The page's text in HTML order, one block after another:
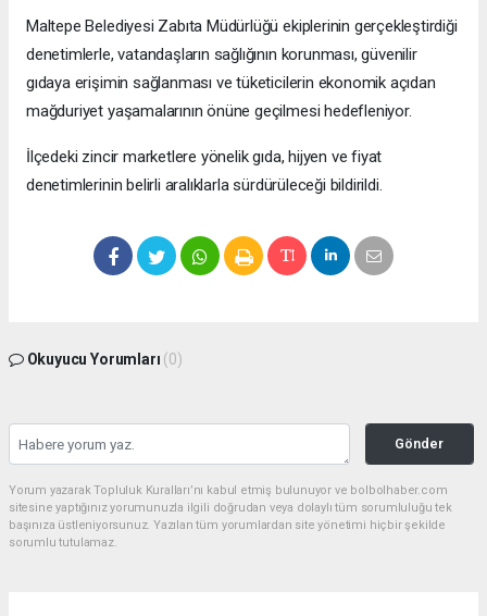
Maltepe Belediyesi Zabıta Müdürlüğü ekiplerinin gerçekleştirdiği
denetimlerle, vatandaşların sağlığının korunması, güvenilir
gıdaya erişimin sağlanması ve tüketicilerin ekonomik açıdan
mağduriyet yaşamalarının önüne geçilmesi hedefleniyor.
İlçedeki zincir marketlere yönelik gıda, hijyen ve fiyat
denetimlerinin belirli aralıklarla sürdürüleceği bildirildi.
Okuyucu Yorumları (0)
Gönder
Yorum yazarak Topluluk Kuralları’nı kabul etmiş bulunuyor ve bolbolhaber.com
sitesine yaptığınız yorumunuzla ilgili doğrudan veya dolaylı tüm sorumluluğu tek
başınıza üstleniyorsunuz. Yazılan tüm yorumlardan site yönetimi hiçbir şekilde
sorumlu tutulamaz.